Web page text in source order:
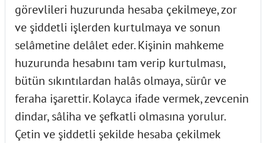
görevlileri huzurunda hesaba çekilmeye, zor
ve şiddetli işlerden kurtulmaya ve sonun
selâmetine delâlet eder. Kişinin mahkeme
huzurunda hesabını tam verip kurtulması,
bütün sıkıntılardan halâs olmaya, sürûr ve
feraha işarettir. Kolayca ifade vermek, zevcenin
dindar, sâliha ve şefkatli olmasına yorulur.
Çetin ve şiddetli şekilde hesaba çekilmek